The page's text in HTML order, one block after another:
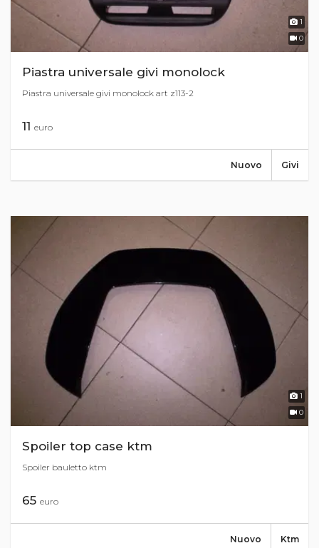
1
0
Piastra universale givi monolock
Piastra universale givi monolock art z113-2
11 euro
Givi
Nuovo
1
0
Spoiler top case ktm
Spoiler bauletto ktm
65 euro
Ktm
Nuovo